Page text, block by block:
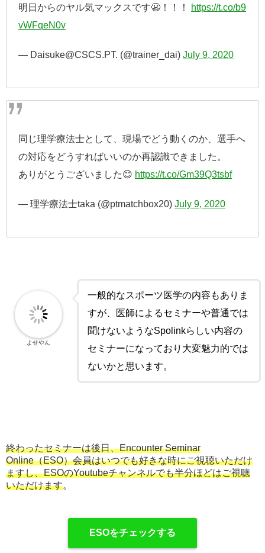
明日からのヤル気マックスです😬！！！
https://t.co/b9
vWFqeN0v
— Daisuke@CSCS.PT. (@trainer_dai) July 9, 2020
同じ理学療法士として、現場でどう動くのか、選手へ
の対応をどうすればいいのか再認識できました。
ありがとうございました😊 https://t.co/Gm39Q3tsbf
— 理学療法士taka (@ptmatchbox20) July 9, 2020
一般的なスポーツ医学の内容もありま
すが、医師によるセミナーや普通では
聞けないようなSpolinkらしい内容の
セミナーになっており大変魅力的では
ないかと思います。
よせやん
終わったセミナーは後日、Encounter Seminar
Online（ESO）会員はいつでも好きな時にご視聴いただけ
ますし、ESOのYoutubeチャンネルでも半分ほどはご視聴
いただけます。
ESOをチェックする